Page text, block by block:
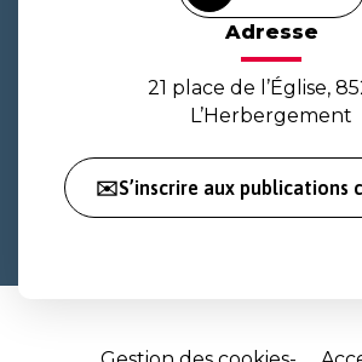
Adresse
21 place de l’Église,
L’Herbergement
✉️S’inscrire aux publications